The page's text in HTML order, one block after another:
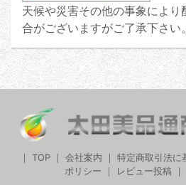
天候や災害その他の事象によ
合がございますがご了承下さい。
TOP 会社案内 特定商取引法に
ポリシー
レビュー投稿｜